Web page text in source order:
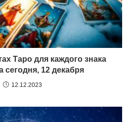
Таро для каждого знака
сегодня, 12 декабря
12.12.2023